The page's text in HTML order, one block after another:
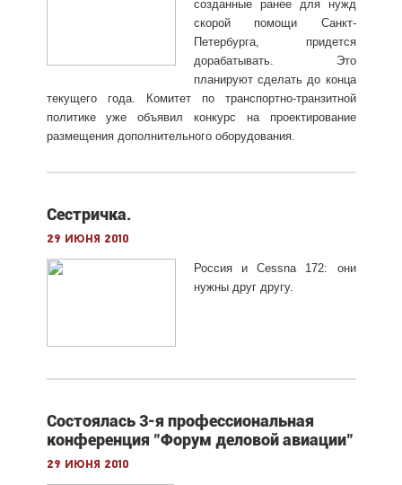
созданные ранее для нужд
скорой помощи Санкт-
Петербурга, придется
дорабатывать. Это
планируют сделать до конца
текущего года. Комитет по транспортно-транзитной
политике уже объявил конкурс на проектирование
размещения дополнительного оборудования.
Сестричка.
29 июня 2010
Россия и Cessna 172: они
нужны друг другу.
Состоялась 3-я профессиональная
конференция "Форум деловой авиации"
29 июня 2010